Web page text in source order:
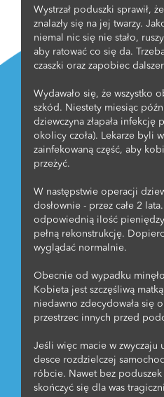
Wystrzał poduszki sprawił,
znalazły się na jej twarzy.
niemal nic się nie stało,
aby ratować co się da.
czaszki oraz zapobiec
Wydawało się, że wszystko
szkód. Niestety miesiąc
dziewczyna złapała infekcję
okolicy czoła). Lekarze byli
zainfekowaną część, aby
przeżyć.
W następstwie operacji
dosłownie - przez całe 2
odpowiednią ilość
pełną rekonstrukcję.
wyglądać normalnie.
Obecnie od wypadku
Kobieta jest szczęśliwą
niedawno zdecydowała się
przestrzec innych przed
Jeśli więc macie w zwyczaju
desce rozdzielczej
róbcie. Nawet bez
skończyć się dla was